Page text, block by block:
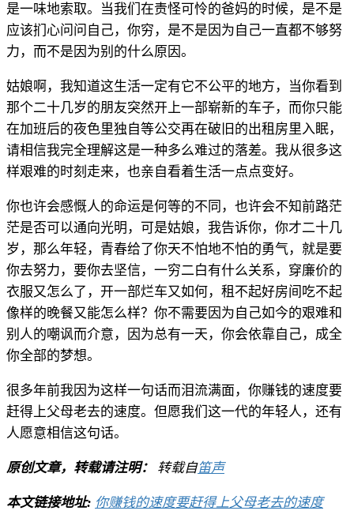
是一味地索取。当我们在责怪可怜的爸妈的时候，是不是
应该扪心问问自己，你穷，是不是因为自己一直都不够努
力，而不是因为别的什么原因。
姑娘啊，我知道这生活一定有它不公平的地方，当你看到
那个二十几岁的朋友突然开上一部崭新的车子，而你只能
在加班后的夜色里独自等公交再在破旧的出租房里入眠，
请相信我完全理解这是一种多么难过的落差。我从很多这
样艰难的时刻走来，也亲自看着生活一点点变好。
你也许会感慨人的命运是何等的不同，也许会不知前路茫
茫是否可以通向光明，可是姑娘，我告诉你，你才二十几
岁，那么年轻，青春给了你天不怕地不怕的勇气，就是要
你去努力，要你去坚信，一穷二白有什么关系，穿廉价的
衣服又怎么了，开一部烂车又如何，租不起好房间吃不起
像样的晚餐又能怎么样？你不需要因为自己如今的艰难和
别人的嘲讽而介意，因为总有一天，你会依靠自己，成全
你全部的梦想。
很多年前我因为这样一句话而泪流满面，你赚钱的速度要
赶得上父母老去的速度。但愿我们这一代的年轻人，还有
人愿意相信这句话。
原创文章，转载请注明： 转载自笛声
本文链接地址: 你赚钱的速度要赶得上父母老去的速度